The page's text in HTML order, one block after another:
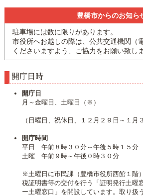
豊橋市からのお知ら
駐車場には数に限りがあります。
市役所へお越しの際は、公共交通機関（
くださいますよう、ご協力をお願い致しま
開庁日時
開庁日
月～金曜日、土曜日（※）
（日曜日、祝休日、１２月２９日～１月
開庁時間
平日 午前８時３０分～午後５時１５分
土曜 午前９時～午後０時３０分
※土曜日に市民課（豊橋市役所西館１階
税証明書等の交付を行う「証明発行土曜
ー土曜窓口」を開設しています。取り扱